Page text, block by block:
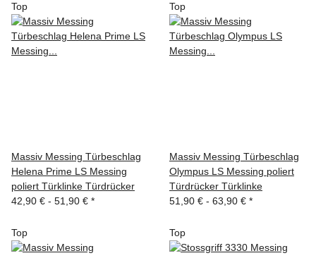
Top
Massiv Messing Türbeschlag
Helena Prime LS Messing
poliert Türklinke Türdrücker
42,90 € - 51,90 € *
Top
Massiv Messing Türbeschlag
Olympus LS Messing poliert
Türdrücker Türklinke
51,90 € - 63,90 € *
Top Top